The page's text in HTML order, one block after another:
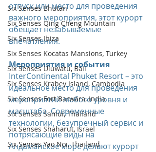
Six Senses Bhutan
Six Senses Qing Cheng Mountain
Six Senses Ibiza
Six Senses Kocatas Mansions, Turkey
Six Senses Uluwatu, Bali
Six Senses Krabey Island, Cambodia
Six Senses Fort Barwara, India
Six Senses Samui, Thailand
Six Senses Shaharut, Israel
Six Senses Yao Noi, Thailand
отпуск или место для проведения
важного мероприятия, этот курорт
обещает незабываемые
впечатления.
Мероприятия и события
InterContinental Phuket Resort – это
идеальное место для проведения
мероприятий любого уровня и
масштаба. Современные
технологии, безупречный сервис и
потрясающие виды на
Андаманское море делают курорт